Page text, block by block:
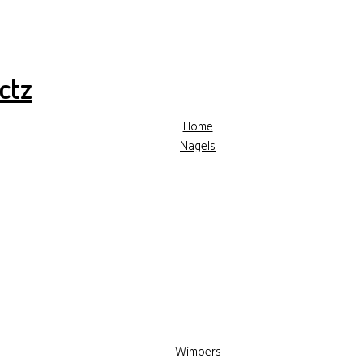
Home
Nagels
Wimpers